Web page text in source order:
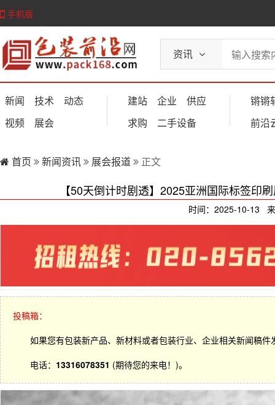
手机版
资讯
新闻 技术
动态
视频
展会
建站 企业
供应
求购
二手设备
锵锵
前沿
首页 新闻资讯 展会报道 正文
【50天倒计时剧透】2025亚洲国际标签印
时间：2025-10-13
投稿箱：
如果您有包装新产品、新材料或者包装行业、企业相关新闻稿
电话： 13316078351 (期待您的来电！)。